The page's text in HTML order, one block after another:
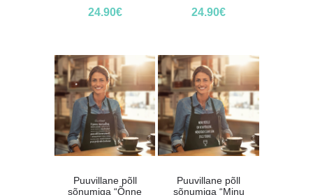
24.90€ 24.90€
Puuvillane põll
sõnumiga “Õnne
Puuvillane põll
sõnumiga “Minu